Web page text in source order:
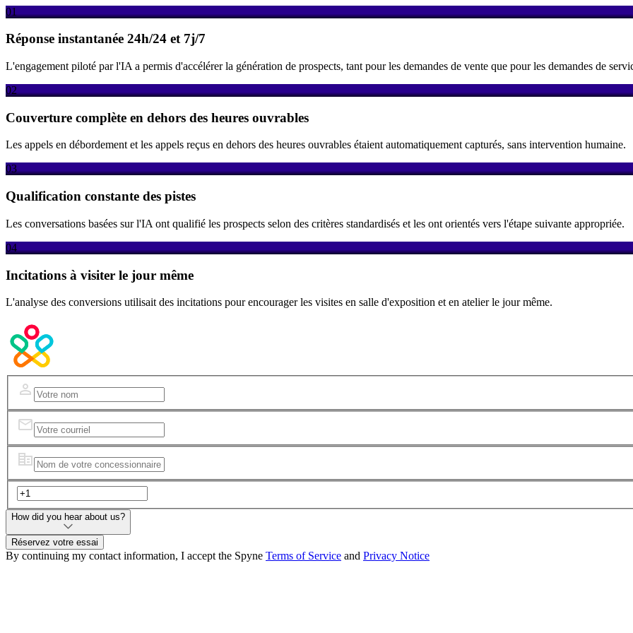
01
Réponse instantanée 24h/24 et 7j/7
L'engagement piloté par l'IA a permis d'accélérer la génération de prospects, tant pour les demandes de vente que pour les demandes de
02
Couverture complète en dehors des heures ouvrables
Les appels en débordement et les appels reçus en dehors des heures ouvrables étaient automatiquement capturés, sans intervention humaine.
03
Qualification constante des pistes
Les conversations basées sur l'IA ont qualifié les prospects selon des critères standardisés et les ont orientés vers l'étape suivante appropriée.
04
Incitations à visiter le jour même
L'analyse des conversions utilisait des incitations pour encourager les visites en salle d'exposition et en atelier le jour même.
How did you hear about us?
Réservez votre essai
By continuing my contact information, I accept the Spyne Terms of Service and Privacy Notice